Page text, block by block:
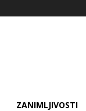
ZANIMLJIVOSTI